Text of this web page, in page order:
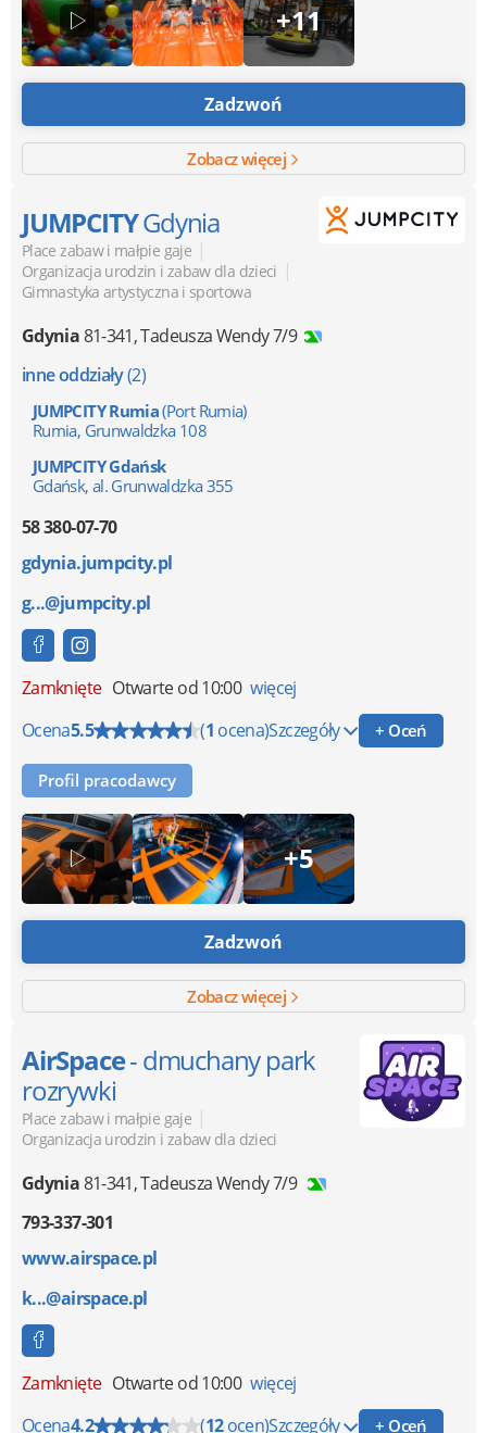
+11
Zadzwoń
Zobacz więcej
JUMPCITYGdynia
Place zabaw i małpie gaje |
Organizacja urodzin i zabaw dla dzieci |
Gimnastyka artystyczna i sportowa
Gdynia81-341,Tadeusza Wendy 7/9
inne oddziały(2)
JUMPCITY Rumia(Port Rumia)
Rumia, Grunwaldzka 108
JUMPCITY Gdańsk
Gdańsk, al. Grunwaldzka 355
58 380-07-70
gdynia.jumpcity.pl
g...@jumpcity.pl
Zamknięte Otwarte od 10:00 więcej
Ocena5.5 (1 ocena)Szczegóły + Oceń
Profil pracodawcy
+5
Zadzwoń
Zobacz więcej
AirSpace- dmuchany park
rozrywki
Place zabaw i małpie gaje |
Organizacja urodzin i zabaw dla dzieci
Gdynia81-341,Tadeusza Wendy 7/9
793-337-301
www.airspace.pl
k...@airspace.pl
Zamknięte Otwarte od 10:00 więcej
Ocena4.2 (12ocen)Szczegóły + Oceń